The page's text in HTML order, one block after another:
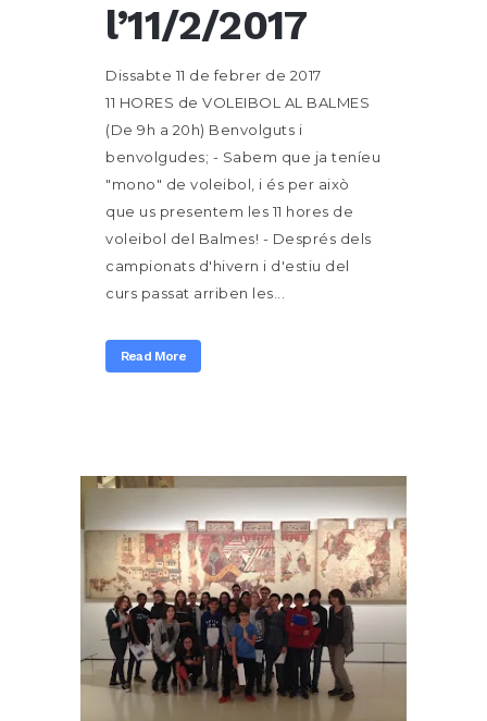
l’11/2/2017
Dissabte 11 de febrer de 2017
11 HORES de VOLEIBOL AL BALMES
(De 9h a 20h) Benvolguts i
benvolgudes; - Sabem que ja teníeu
"mono" de voleibol, i és per això
que us presentem les 11 hores de
voleibol del Balmes! - Després dels
campionats d'hivern i d'estiu del
curs passat arriben les...
Read More